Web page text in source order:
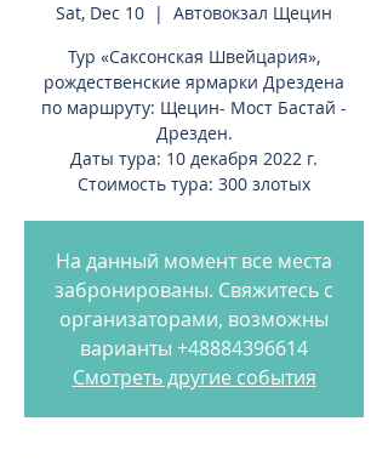
Sat, Dec 10
  |
Автовокзал Щецин
Тур «Саксонская Швейцария»,
рождественские ярмарки Дрездена
по маршруту: Щецин- Мост Бастай -
Дрезден.
Даты тура: 10 декабря 2022 г.
Стоимость тура: 300 злотых
На данный момент все места
забронированы. Свяжитесь с
организаторами, возможны
варианты +48884396614
Смотреть другие события